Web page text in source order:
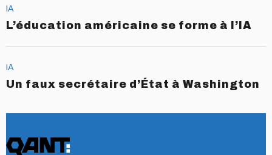
IA
L’éducation américaine se forme à l’IA
IA
Un faux secrétaire d’État à Washington